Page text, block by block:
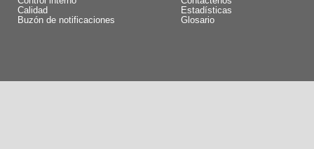
Calidad
Buzón de notificaciones
Estadísticas
Glosario